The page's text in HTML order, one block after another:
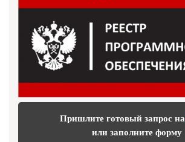
Пришлите готовый запрос на
или заполните форму